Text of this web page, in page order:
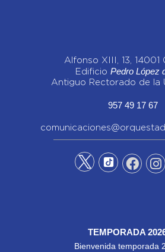
Alfonso XIII, 13, 14001
Edificio Pedro López
Antiguo Rectorado de la
957 49 17 67
TEMPORADA
Bienvenida temporada